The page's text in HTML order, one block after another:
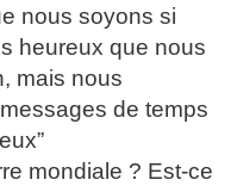
nous soyons si
heureux que nous
mais nous
de temps
mondiale ? Est-ce